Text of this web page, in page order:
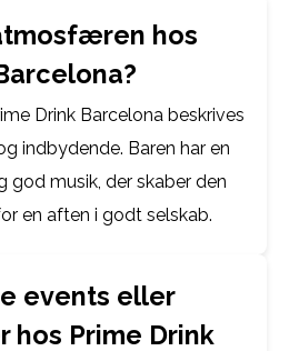
hos
Drink Barcelona beskrives
indbydende. Baren har en
god musik, der skaber den
en aften i godt selskab.
events eller
hos Prime Drink